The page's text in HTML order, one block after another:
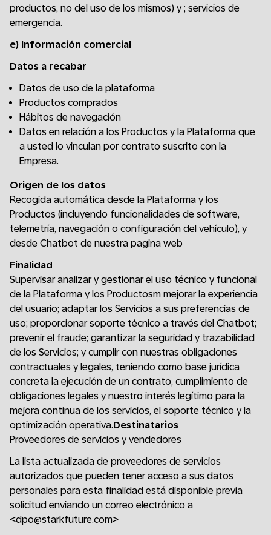
productos, no del uso de los mismos) y ; servicios de
emergencia.
e) Información comercial
Datos a recabar
Datos de uso de la plataforma
Productos comprados
Hábitos de navegación
Datos en relación a los Productos y la Plataforma que
a usted lo vinculan por contrato suscrito con la
Empresa.
Origen de los datos
Recogida automática desde la Plataforma y los
Productos (incluyendo funcionalidades de software,
telemetría, navegación o configuración del vehículo), y
desde Chatbot de nuestra pagina web
Finalidad
Supervisar analizar y gestionar el uso técnico y funcional
de la Plataforma y los Productosm mejorar la experiencia
del usuario; adaptar los Servicios a sus preferencias de
uso; proporcionar soporte técnico a través del Chatbot;
prevenir el fraude; garantizar la seguridad y trazabilidad
de los Servicios; y cumplir con nuestras obligaciones
contractuales y legales, teniendo como base jurídica
concreta la ejecución de un contrato, cumplimiento de
obligaciones legales y nuestro interés legítimo para la
mejora continua de los servicios, el soporte técnico y la
optimización operativa.Destinatarios
Proveedores de servicios y vendedores
La lista actualizada de proveedores de servicios
autorizados que pueden tener acceso a sus datos
personales para esta finalidad está disponible previa
solicitud enviando un correo electrónico a
<dpo@starkfuture.com>